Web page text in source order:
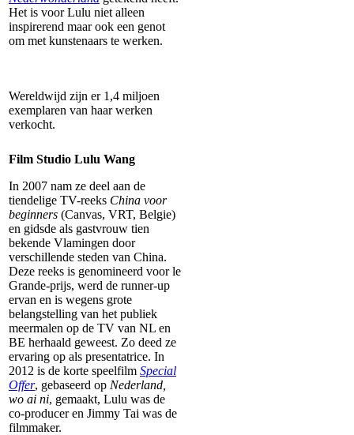
Het is voor Lulu niet alleen
inspirerend maar ook een genot
om met kunstenaars te werken.
Wereldwijd zijn er 1,4 miljoen
exemplaren van haar werken
verkocht.
Film Studio Lulu Wang
In 2007 nam ze deel aan de
tiendelige TV-reeks China voor
beginners (Canvas, VRT, Belgie)
en gidsde als gastvrouw tien
bekende Vlamingen door
verschillende steden van China.
Deze reeks is genomineerd voor le
Grande-prijs, werd de runner-up
ervan en is wegens grote
belangstelling van het publiek
meermalen op de TV van NL en
BE herhaald geweest. Zo deed ze
ervaring op als presentatrice. In
2012 is de korte speelfilm Special
Offer, gebaseerd op Nederland,
wo ai ni, gemaakt, Lulu was de
co-producer en Jimmy Tai was de
filmmaker.